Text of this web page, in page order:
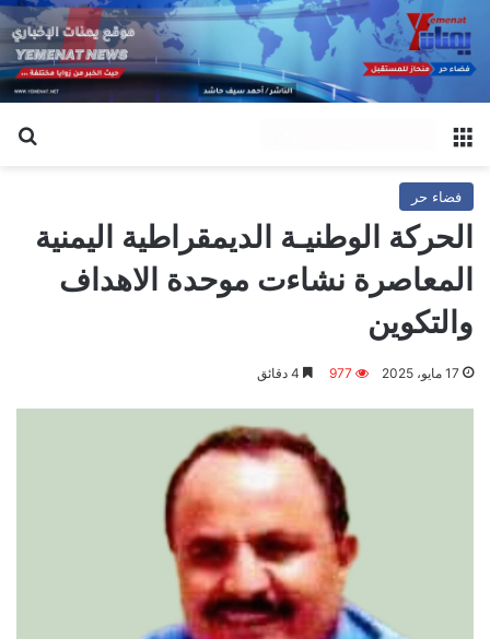
فضاء حر
الحركة الوطنيـة الديمقراطية اليمنية
المعاصرة نشاءت موحدة الاهداف
والتكوين
17 مايو، 2025 977